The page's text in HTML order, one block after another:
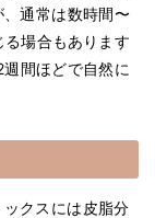
通常は数時間〜
場合もあります
間ほどで自然に
ックスには皮脂分